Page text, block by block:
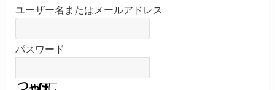
ユーザー名またはメールアドレス
パスワード